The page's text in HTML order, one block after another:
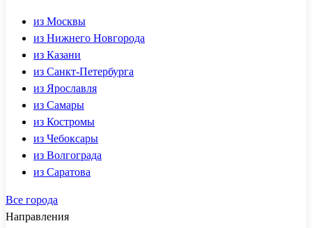
из Москвы
из Нижнего Новгорода
из Казани
из Санкт-Петербурга
из Ярославля
из Самары
из Костромы
из Чебоксары
из Волгограда
из Саратова
Все города
Направления